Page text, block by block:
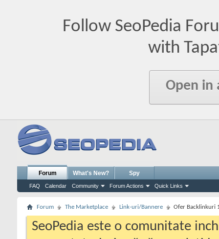
Follow SeoPedia
with
Open in
Forum
FAQ Calendar Community Forum Actions Quick Links
What's New? Spy
Forum The Marketplace Link-uri/Bannere Ofer Backlinkuri
SeoPedia este o comunitate